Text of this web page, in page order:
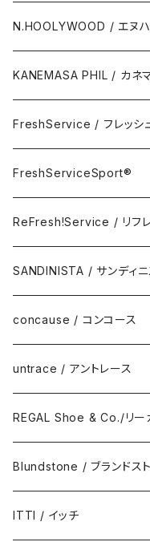
Card Case
Key Hook
Room Spray
Accessory
Eyewear
The Permanent / パーマ
N.HOOLYWOOD / エヌハ
KANEMASA PHIL / カネ
FreshService / フレッシ
FreshServiceSport®
ReFresh!Service / リフレ
FreshServiceSport®
ReFresh!Service / リフレ
SANDINISTA / サンディニ
DAILY STANDARD
concause / コンコース
untrace / アントレース
REGAL Shoe & Co./リー
Blundstone / ブランドス
ITTI / イッチ